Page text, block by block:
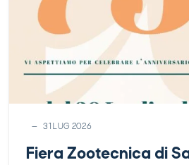
Eventi
Novità
Natura
Cultura
Shopping
31 LUG 2026
Fiera Zootecnica di